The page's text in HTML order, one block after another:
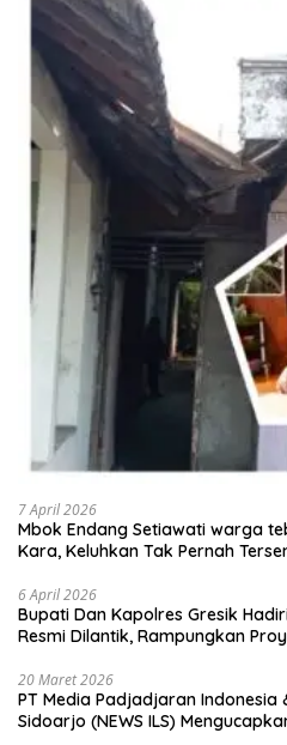
7 April 2026
Mbok Endang Setiawati warga
Kara, Keluhkan Tak Pernah
6 April 2026
​Bupati Dan Kapolres Gresik
Resmi Dilantik, Rampungkan
20 Maret 2026
PT Media Padjadjaran Indonesia
Sidoarjo (NEWS ILS)